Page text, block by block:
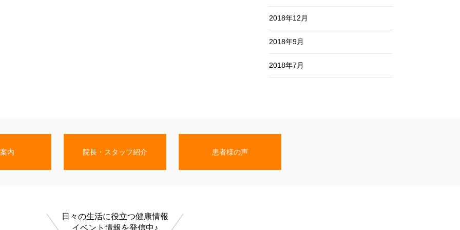
2018年12月
2018年9月
2018年7月
内 院長・スタッフ紹介 患者様の声
日々の生活に役立つ健康情報
イベント情報を発信中♪